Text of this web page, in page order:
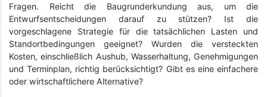
Fragen. Reicht die Baugrunderkundung aus, um die
Entwurfsentscheidungen darauf zu stützen? Ist die
vorgeschlagene Strategie für die tatsächlichen Lasten und
Standortbedingungen geeignet? Wurden die versteckten
Kosten, einschließlich Aushub, Wasserhaltung, Genehmigungen
und Terminplan, richtig berücksichtigt? Gibt es eine einfachere
oder wirtschaftlichere Alternative?